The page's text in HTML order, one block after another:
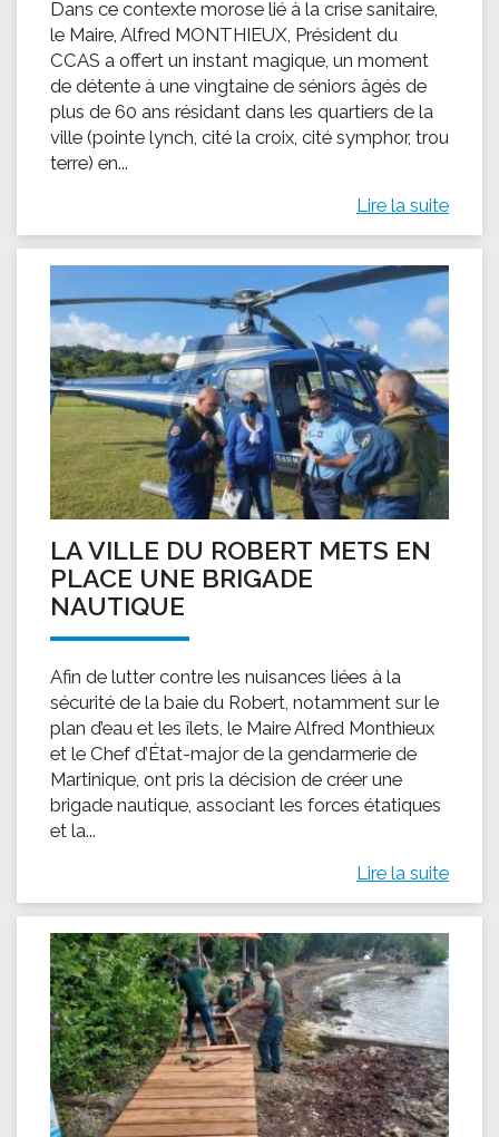
Dans ce contexte morose lié à la crise sanitaire,
le Maire, Alfred MONTHIEUX, Président du
CCAS a offert un instant magique, un moment
de détente à une vingtaine de séniors âgés de
plus de 60 ans résidant dans les quartiers de la
ville (pointe lynch, cité la croix, cité symphor, trou
terre) en...
Lire la suite
LA VILLE DU ROBERT METS EN
PLACE UNE BRIGADE
NAUTIQUE
Afin de lutter contre les nuisances liées à la
sécurité de la baie du Robert, notamment sur le
plan d’eau et les îlets, le Maire Alfred Monthieux
et le Chef d’État-major de la gendarmerie de
Martinique, ont pris la décision de créer une
brigade nautique, associant les forces étatiques
et la...
Lire la suite